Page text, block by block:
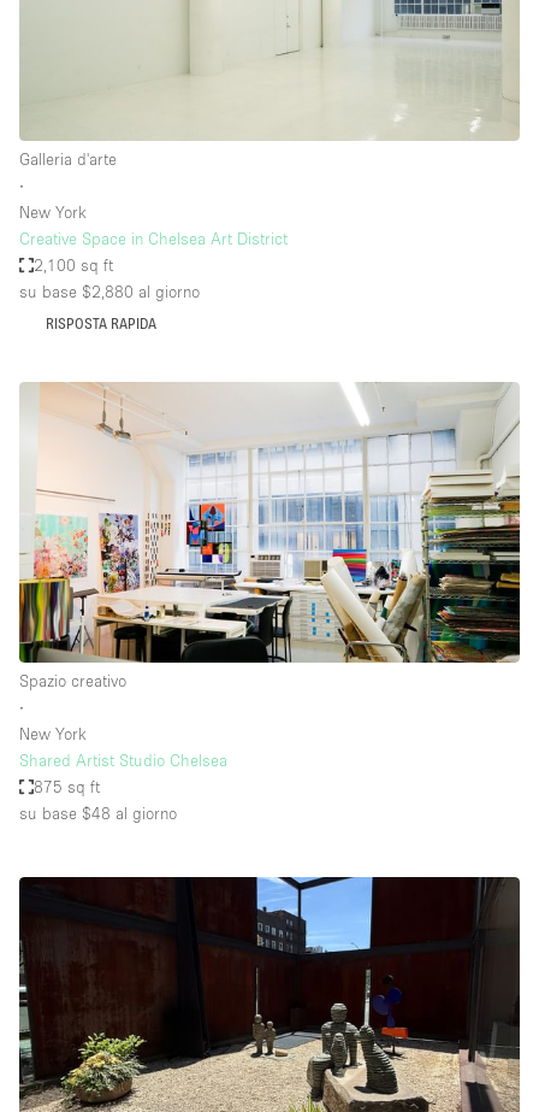
Galleria d'arte
∙
New York
Creative Space in Chelsea Art District
2,100 sq ft
su base $2,880 al giorno
RISPOSTA RAPIDA
Spazio creativo
∙
New York
Shared Artist Studio Chelsea
875 sq ft
su base $48 al giorno